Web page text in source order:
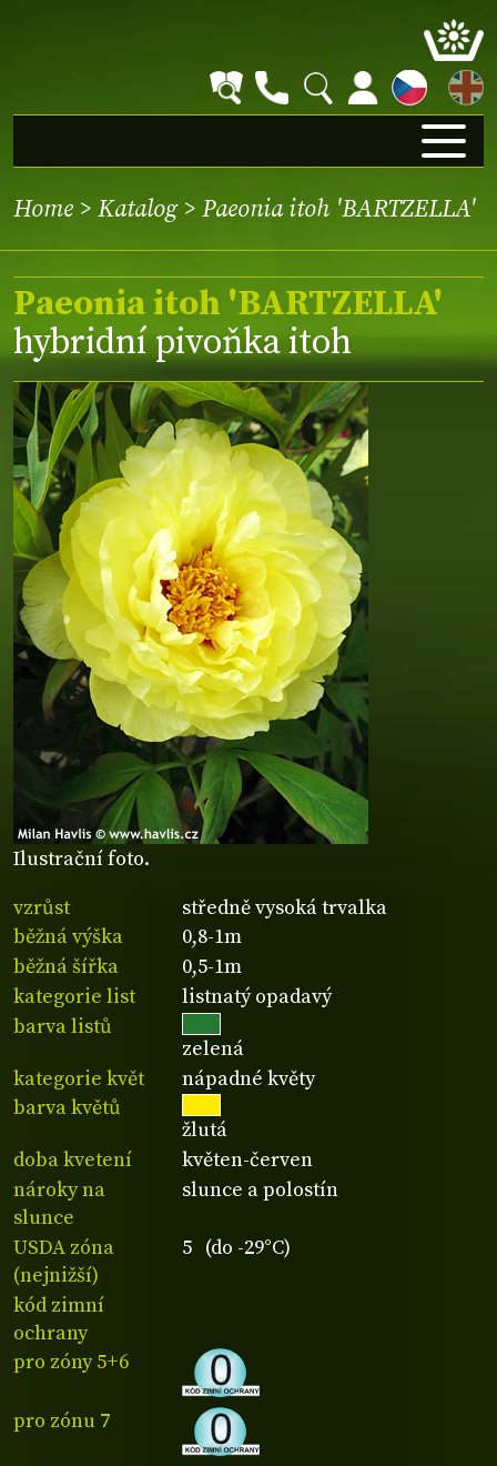
EN
Home > Katalog> Paeonia itoh 'BARTZELLA'
Ilustrační foto.
Paeonia itoh 'BARTZELLA'
hybridní pivoňka itoh
vzrůst
středně vysoká trvalka
běžná výška
0,8-1m
běžná šířka
0,5-1m
kategorie list
listnatý opadavý
barva listů
zelená
kategorie květ
nápadné květy
barva květů
žlutá
doba kvetení
květen-červen
nároky na
slunce
slunce a polostín
USDA zóna
(nejnižší)
5 (do -29°C)
kód zimní
ochrany
pro zóny 5+6
pro zónu 7